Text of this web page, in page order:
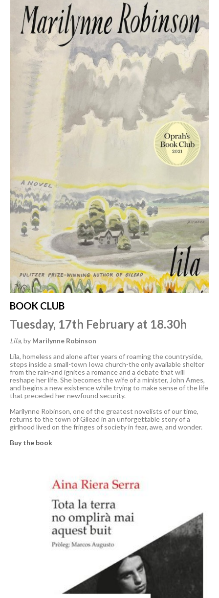
BOOK CLUB
Tuesday, 17th February at 18.30h
Lila, by Marilynne Robinson
Lila, homeless and alone after years of roaming the countryside,
steps inside a small-town Iowa church-the only available shelter
from the rain-and ignites a romance and a debate that will
reshape her life. She becomes the wife of a minister, John Ames,
and begins a new existence while trying to make sense of the life
that preceded her newfound security.
Marilynne Robinson, one of the greatest novelists of our time,
returns to the town of Gilead in an unforgettable story of a
girlhood lived on the fringes of society in fear, awe, and wonder.
Buy the book